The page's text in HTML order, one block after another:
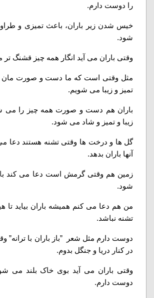
را دوست دارم.
خیس شدن زیر باران، باعث تمیزی و
شود.
وقتی باران می آید انگار همه چیز قشنگ
مثل وقتی است که ما دست و صورت مان
تمیز و زیبا می شویم.
باران هم دست و صورت همه چیز را می
زیبا و تمیز و شاد می شود.
گل ها و درخت ها وقتی تشنه هستند دعا
آنها باران بدهد.
زمین هم وقتی گرمش است دعا می کند
شود.
من هم دعا می کنم همیشه باران بیاید تا
تشنه نباشد.
دوست دارم مثل شعر ”باز باران با ترانه”
در کنار دریا و جنگل بدوم.
وقتی باران می آید بوی خاک بلند می
دوست دارم.